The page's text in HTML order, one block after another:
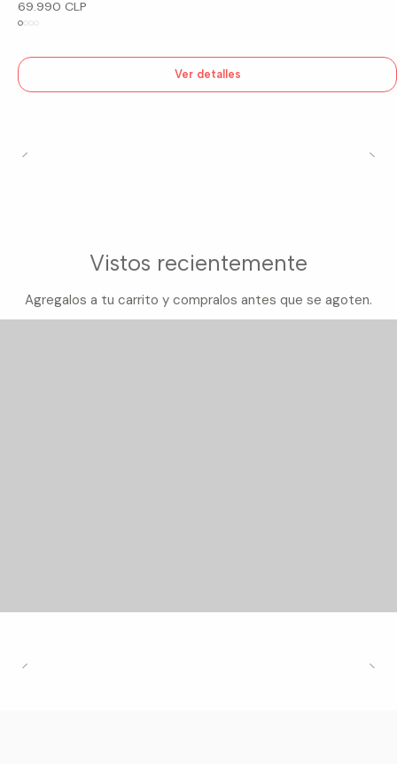
69.990 CLP
Ver detalles
Vistos recientemente
Agregalos a tu carrito y compralos antes que se agoten.